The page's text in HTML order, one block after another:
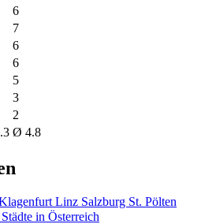
6
7
6
6
5
3
2
Ø 4.8
Linz Salzburg St. Pölten
in Österreich